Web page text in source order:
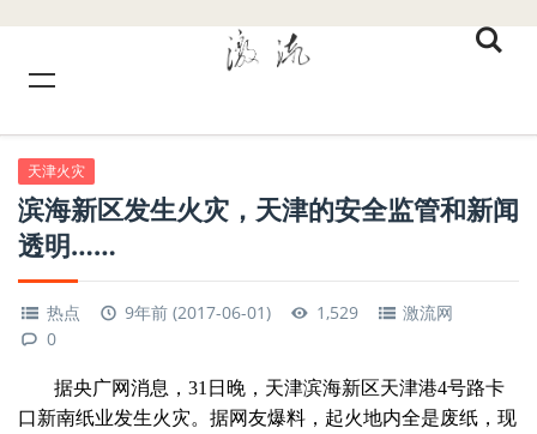
天津火灾
滨海新区发生火灾，天津的安全监管和新闻
透明……
热点 9年前 (2017-06-01) 1,529
激流网
0
据央广网消息， 31 日晚，天津滨海新区天津港4号路卡
口新南纸业发生火灾。据网友爆料，起火地内全是废纸，现